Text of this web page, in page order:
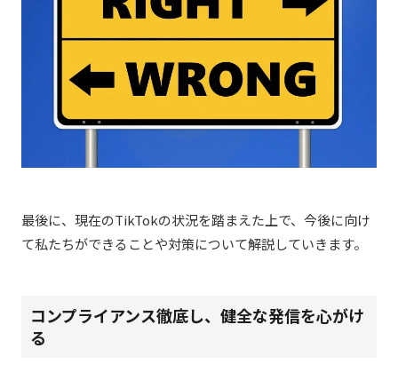
最後に、現在のTikTokの状況を踏まえた上で、今後に向け
て私たちができることや対策について解説していきます。
コンプライアンス徹底し、健全な発信を心がけ
る